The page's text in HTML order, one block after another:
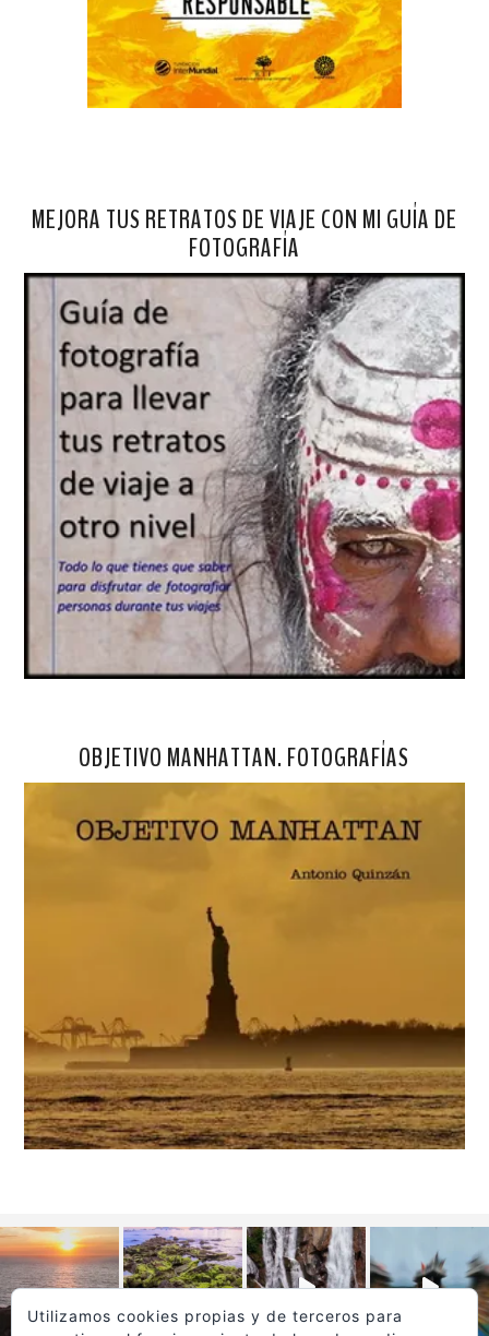
MEJORA TUS RETRATOS DE VIAJE CON MI GUÍA DE
FOTOGRAFÍA
OBJETIVO MANHATTAN. FOTOGRAFÍAS
Utilizamos cookies propias y de terceros para